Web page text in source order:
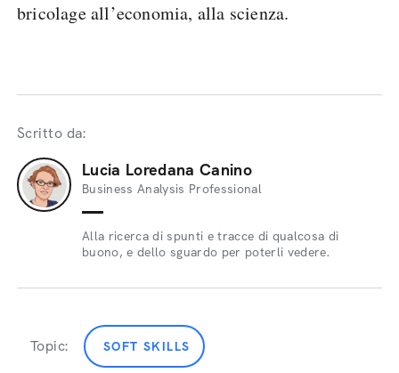
bricolage all’economia, alla scienza.
Scritto da:
Lucia Loredana Canino
Business Analysis Professional
Alla ricerca di spunti e tracce di qualcosa di
buono, e dello sguardo per poterli vedere.
Topic: SOFT SKILLS